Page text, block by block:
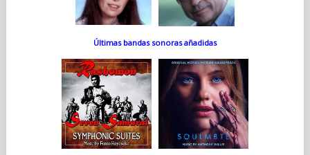
Últimas bandas sonoras añadidas